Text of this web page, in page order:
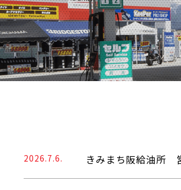
2026.7.6. きみまち阪給油所